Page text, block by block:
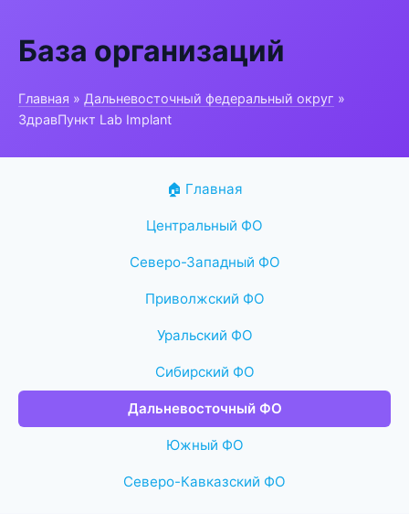
База организаций
Главная » Дальневосточный федеральный округ »
ЗдравПункт Lab Implant
🏠 Главная
Центральный ФО
Северо-Западный ФО
Приволжский ФО
Уральский ФО
Сибирский ФО
Дальневосточный ФО
Южный ФО
Северо-Кавказский ФО